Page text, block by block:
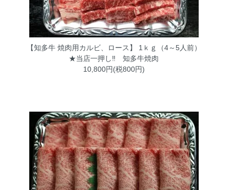
【知多牛 焼肉用カルビ、ロース】 1ｋｇ（4～5人前）
★当店一押し‼ 知多牛焼肉
10,800円(税800円)